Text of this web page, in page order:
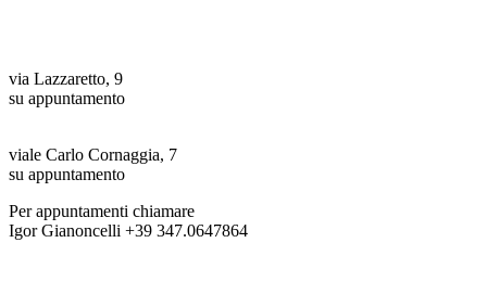
via Lazzaretto, 9
su appuntamento
viale Carlo Cornaggia, 7
su appuntamento
Per appuntamenti chiamare
Igor Gianoncelli +39 347.0647864